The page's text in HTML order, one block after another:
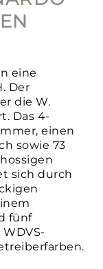
eine
Der
die W.
Das 4-
einen
sowie 73
sich durch
fünf